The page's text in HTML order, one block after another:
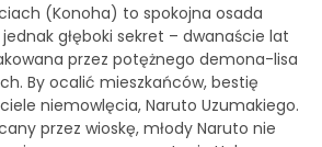
(Konoha) to spokojna osada
głęboki sekret – dwanaście lat
przez potężnego demona-lisa
By ocalić mieszkańców, bestię
niemowlęcia, Naruto Uzumakiego.
przez wioskę, młody Naruto nie